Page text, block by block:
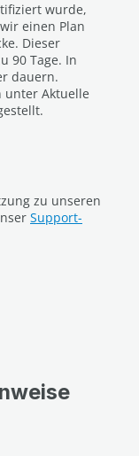
wurde,
einen Plan
Dieser
90 Tage. In
dauern.
unter Aktuelle
zu unseren
Support-